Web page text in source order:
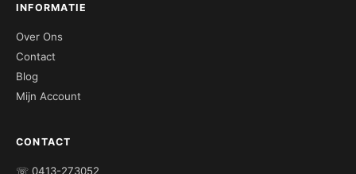
INFORMATIE
Over Ons
Contact
Blog
Mijn Account
CONTACT
☏ 0413-273052